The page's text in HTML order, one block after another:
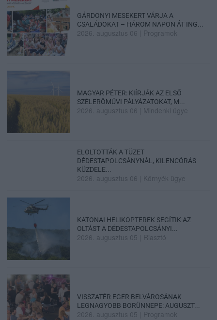
GÁRDONYI MESEKERT VÁRJA A
CSALÁDOKAT – HÁROM NAPON ÁT ING...
2026. augusztus 06 Programok
MAGYAR PÉTER: KIÍRJÁK AZ ELSŐ
SZÉLERŐMŰVI PÁLYÁZATOKAT, M...
2026. augusztus 06 Mindenki ügye
ELOLTOTTÁK A TÜZET
DÉDESTAPOLCSÁNYNÁL, KILENCÓRÁS
KÜZDELE...
2026. augusztus 06 Környék ügye
KATONAI HELIKOPTEREK SEGÍTIK AZ
OLTÁST A DÉDESTAPOLCSÁNYI...
2026. augusztus 05 Riasztó
VISSZATÉR EGER BELVÁROSÁNAK
LEGNAGYOBB BORÜNNEPE: AUGUSZT...
2026. augusztus 05 Programok